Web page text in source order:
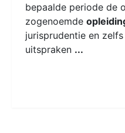
bepaalde periode de
zogenoemde
jurisprudentie en
uitspraken ...